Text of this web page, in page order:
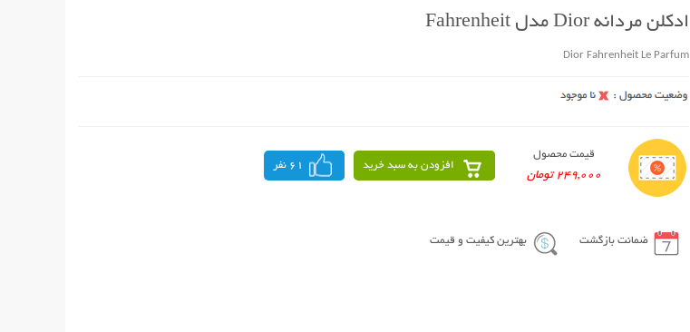
ادکلن مردانه Dior مدل Fahrenheit
Dior Fahrenheit Le Parfum
قیمت محصول
249,000 تومان
افزودن به سبد خرید 61 نفر
ضمانت بازگشت بهترین کیفیت و قیمت